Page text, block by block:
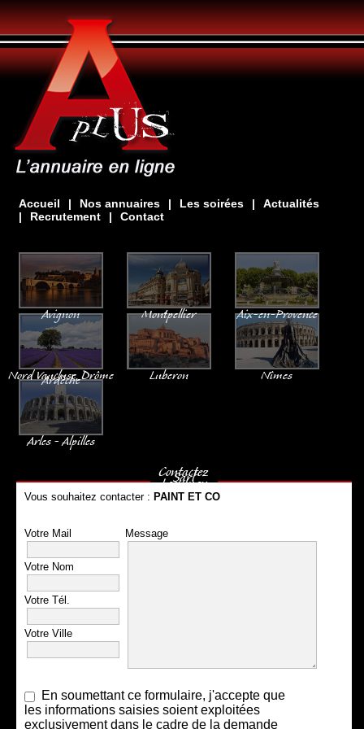
Accueil | Nos annuaires | Les soirées |
Actualités
|
Recrutement | Contact
Avignon Montpellier Aix-en-Provence
Nord Vaucluse, Drôme
Ardèche
Luberon Nîmes
Arles - Alpilles
Contactez
Sarl
Leonmay
Vous souhaitez contacter : PAINT ET CO
Votre Mail
Votre Nom
Votre Tél.
Votre Ville
Message
En soumettant ce formulaire, j'accepte que
les informations saisies soient exploitées
exclusivement dans le cadre de la demande